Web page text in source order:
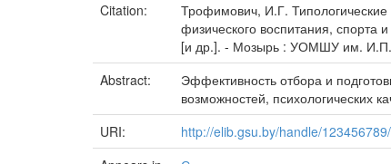
Citation:
Трофимович, И.Г.
физического воспитания,
[и др.]. - Мозырь : УОМШУ им.
Abstract:
Эффективность отбора и
возможностей, психологических
URI:
http://elib.gsu.by/handle/